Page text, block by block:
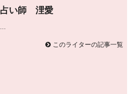
占い師 浬愛
...
このライターの記事一覧